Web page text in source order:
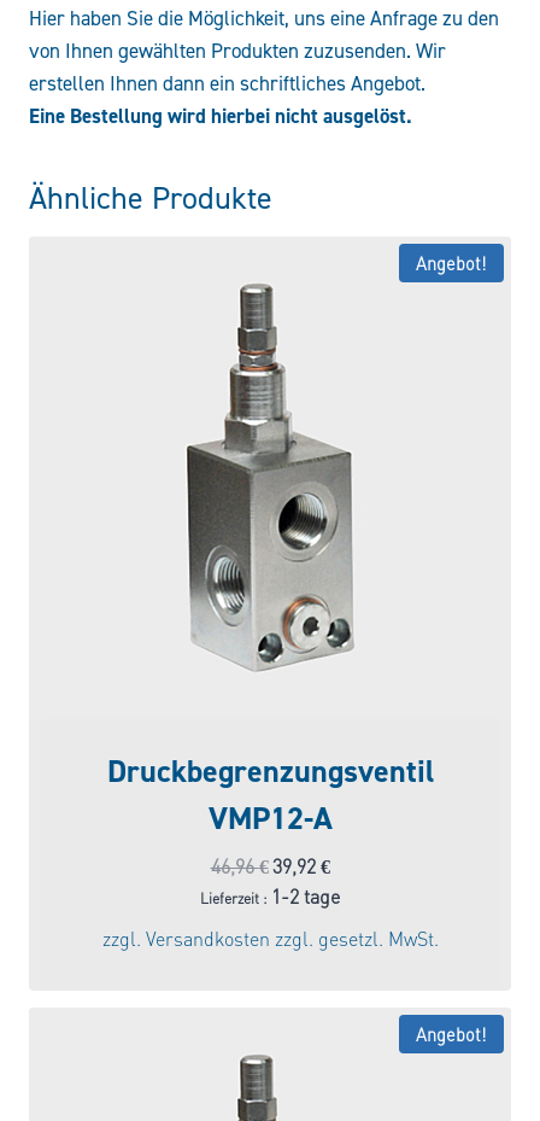
Hier haben Sie die Möglichkeit, uns eine Anfrage zu den
von Ihnen gewählten Produkten zuzusenden. Wir
erstellen Ihnen dann ein schriftliches Angebot.
Eine Bestellung wird hierbei nicht ausgelöst.
Ähnliche Produkte
Angebot!
Druckbegrenzungsventil
VMP12-A
46,96€Ursprünglicher
Preis
war:
46,96 €
39,92 €Aktueller
Preis
Lieferzeit : 1-2 tage
zzgl. Versandkosten zzgl. gesetzl. MwSt.
Angebot!